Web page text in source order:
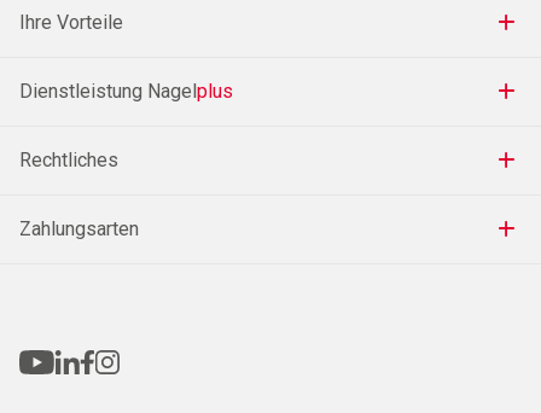
Ihre Vorteile
Dienstleistung Nagel plus
Rechtliches
Zahlungsarten